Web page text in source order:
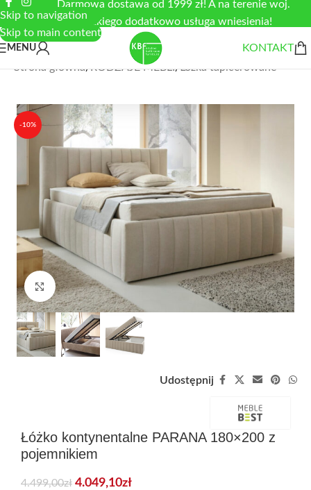
Skip to navigation
Skip to main content
Darmowa dostawa od 1999 zł! A na terenie woj.
łódzkiego dodatkowo usługa wniesienia!
MENU
KONTAKT
Strona główna/ RODZAJE MEBLI/ Łóżka tapicerowane
-10%
Zobacz duże zdjęcie
Udostępnij
Łóżko kontynentalne PARANA 180×200 z
pojemnikiem
4.499,00zł 4.049,10zł